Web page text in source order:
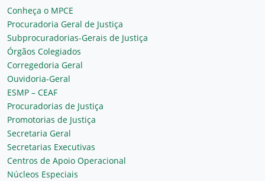
Conheça o MPCE
Procuradoria Geral de Justiça
Subprocuradorias-Gerais de Justiça
Órgãos Colegiados
Corregedoria Geral
Ouvidoria-Geral
ESMP – CEAF
Procuradorias de Justiça
Promotorias de Justiça
Secretaria Geral
Secretarias Executivas
Centros de Apoio Operacional
Núcleos Especiais